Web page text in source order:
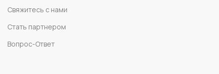
Свяжитесь с нами
Стать партнером
Вопрос-Ответ